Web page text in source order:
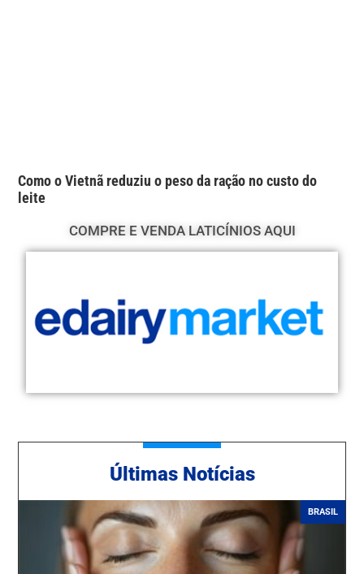
Como o Vietnã reduziu o peso da ração no custo do
leite
COMPRE E VENDA LATICÍNIOS AQUI
Ú ltimas Notícias
BRASIL